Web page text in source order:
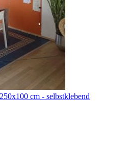
cm - selbstklebend